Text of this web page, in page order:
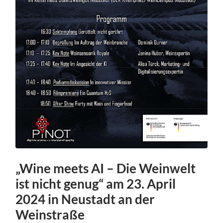
„Wine meets AI – Die Weinwelt
ist nicht genug“ am 23. April
2024 in Neustadt an der
Weinstraße